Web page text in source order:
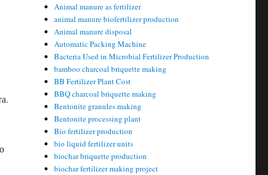
Animal manure as fertilizer
animal manure biofertilizer production
Animal manure disposal
Automatic Packing Machine
Bacteria Used in Microbial Fertilizer Production
bamboo charcoal briquette making
BB Fertilizer Plant Cost
BBQ charcoal briquette making
Bentonite granules making
Bentonite processing plant
Bio fertilizer production
bio liquid fertilizer units
biochar briquette production
biochar fertilizer making project